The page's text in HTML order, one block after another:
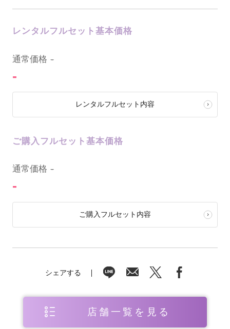
レンタルフルセット基本価格
通常価格 -
-
レンタルフルセット内容
ご購入フルセット基本価格
通常価格 -
-
ご購入フルセット内容
シェアする
店舗一覧を見る